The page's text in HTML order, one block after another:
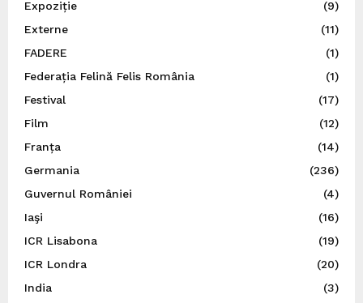
Expoziție
(9)
Externe
(11)
FADERE
(1)
Federația Felină Felis România
(1)
Festival
(17)
Film
(12)
Franța
(14)
Germania
(236)
Guvernul României
(4)
Iaşi
(16)
ICR Lisabona
(19)
ICR Londra
(20)
India
(3)